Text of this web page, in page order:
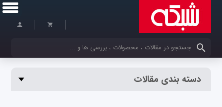
کلمات کلیدی خود را وارد کنید
دسته بندی مقالات